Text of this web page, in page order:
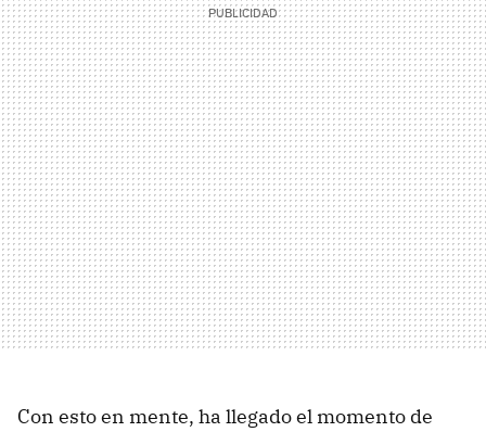
Con esto en mente, ha llegado el momento de